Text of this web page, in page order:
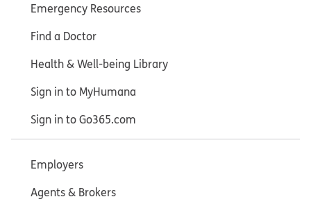
Emergency Resources
Find a Doctor
Health & Well-being Library
Sign in to MyHumana
Sign in to Go365.com
Employers
Agents & Brokers